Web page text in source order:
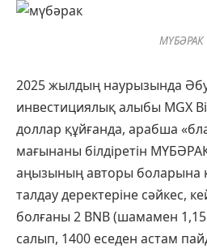
МҮБӘРАК
2025 жылдың наурызында
инвестициялық алыбы MGX
доллар құйғанда, арабша
мағынаны білдіретін
аңызының авторы боларына
талдау деректеріне сәйкес,
болғаны 2 BNB (шамамен
салып, 1400 еседен астам